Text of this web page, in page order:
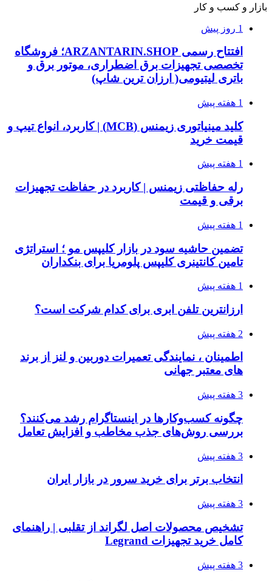
بازار و کسب و کار
1 روز پیش
افتتاح رسمی ARZANTARIN.SHOP؛ فروشگاه
تخصصی تجهیزات برق اضطراری، موتور برق و
باتری لیتیومی( ارزان ترین شاپ)
1 هفته پیش
کلید مینیاتوری زیمنس (MCB) | کاربرد، انواع تیپ و
قیمت خرید
1 هفته پیش
رله حفاظتی زیمنس | کاربرد در حفاظت تجهیزات
برقی و قیمت
1 هفته پیش
تضمین حاشیه سود در بازار کلیپس مو ؛ استراتژی
تامین کانتینری کلیپس پلومریا برای بنکداران
1 هفته پیش
ارزانترین تلفن ابری برای کدام شرکت است؟
2 هفته پیش
اطمینان ، نمایندگی تعمیرات دوربین و لنز از برند
های معتبر جهانی
3 هفته پیش
چگونه کسب‌وکارها در اینستاگرام رشد می‌کنند؟
بررسی روش‌های جذب مخاطب و افزایش تعامل
3 هفته پیش
انتخاب برتر برای خرید سرور در بازار ایران
3 هفته پیش
تشخیص محصولات اصل لگراند از تقلبی | راهنمای
کامل خرید تجهیزات Legrand
3 هفته پیش